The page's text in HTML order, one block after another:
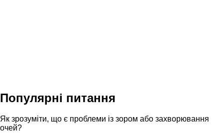
Популярні питання
Як зрозуміти, що є проблеми із зором або захворювання
очей?